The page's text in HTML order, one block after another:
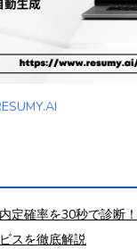
内定確率を30秒で診断
スを徹底解説